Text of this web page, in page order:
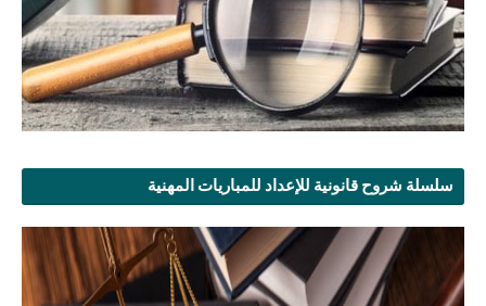
سلسلة شروح قانونية للإعداد للمباريات المهنية